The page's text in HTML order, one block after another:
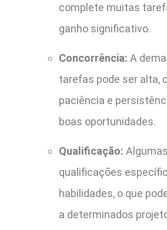
complete muitas
ganho significativo.
Concorrência: A
tarefas pode ser alta,
paciência e
boas oportunidades.
Qualificação:
qualificações
habilidades, o que
a determinados